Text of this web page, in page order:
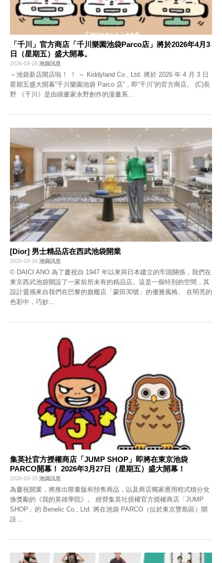
「千川」官方商店「千川樂園池袋Parco店」將於2026年4月3
日（星期五）盛大開幕。
2026-03-26 池袋訊息
～池袋新店開店啦！ ！ ～ Kiddyland Co., Ltd. 將於 2026 年 4 月 3 日
星期五盛大開幕“千川樂園池袋 Parco 店”，即“千川”的官方商店。 (C)長
野 《千川》是由插畫家永野創作的漫畫系
[Dior] 男士精品店在西武池袋開業
2026-03-16 池袋訊息
© DAICI ANO 為了慶祝自 1947 年以來與日本建立的牢固關係，我們在
東京西武池袋開設了一家前所未有的精品店。這是一個特別的空間，其
設計靈感來自我們在巴黎的旗艦店「蒙田30號」的優雅風格。 在明亮的
色彩中，巧妙…
集英社官方授權商店「JUMP SHOP」即將在東京池袋
PARCO開幕！ 2026年3月27日（星期五）盛大開幕！
2026-03-15 池袋訊息
為慶祝開業，將推出限量版和預售商品，以及商店獨家應用程式積分兌
換獎勵的《我的英雄學院》。 經營集英社授權官方授權商店「JUMP
SHOP」的 Benelic Co., Ltd. 將在池袋 PARCO（位於東京豐島區）開
設…